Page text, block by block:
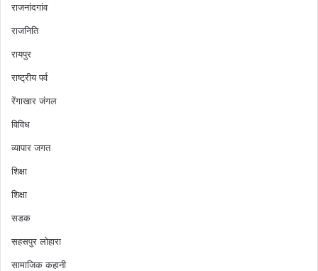
राजनांदगांव
राजनिति
रायपुर
राष्ट्रीय पर्व
रेंगाखार जंगल
विविध
व्यापार जगत
शिक्षा
शिक्षा
सडक
सहसपुर लोहारा
सामाजिक कहानी